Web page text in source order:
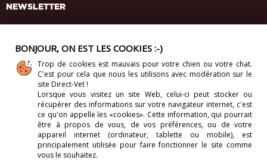
NEWSLETTER
PARTAGE SOCIAL
. .
Copyright 2012-2026 Direct-Vet BV. Tous droits réservés.
BONJOUR, ON EST LES COOKIES :-)
Trop de cookies est mauvais pour votre chien ou votre chat.
C'est pour cela que nous les utilisons avec modération sur le
site Direct-Vet !
Lorsque vous visitez un site Web, celui-cipeut stocker ou
récupérer des informations sur votre navigateur internet, c'est
ce qu'on appelle les «cookies». Cette information, qui pourrait
être à propos de vous, de vos préférences, ou de votre
appareil internet (ordinateur, tablette ou mobile), est
principalement utilisée pour faire fonctionner le site comme
vous le souhaitez.